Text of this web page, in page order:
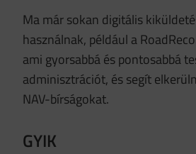
Ma már sokan digitális
használnak, például a
ami gyorsabbá és pontosabbá
adminisztrációt, és segít
NAV-bírságokat.
GYIK